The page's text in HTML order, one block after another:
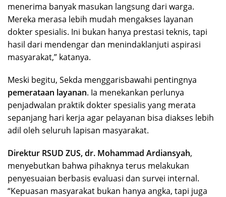
menerima banyak masukan langsung dari warga.
Mereka merasa lebih mudah mengakses layanan
dokter spesialis. Ini bukan hanya prestasi teknis, tapi
hasil dari mendengar dan menindaklanjuti aspirasi
masyarakat,” katanya.
Meski begitu, Sekda menggarisbawahi pentingnya
pemerataan layanan. Ia menekankan perlunya
penjadwalan praktik dokter spesialis yang merata
sepanjang hari kerja agar pelayanan bisa diakses lebih
adil oleh seluruh lapisan masyarakat.
Direktur RSUD ZUS, dr. Mohammad Ardiansyah,
menyebutkan bahwa pihaknya terus melakukan
penyesuaian berbasis evaluasi dan survei internal.
“Kepuasan masyarakat bukan hanya angka, tapi juga